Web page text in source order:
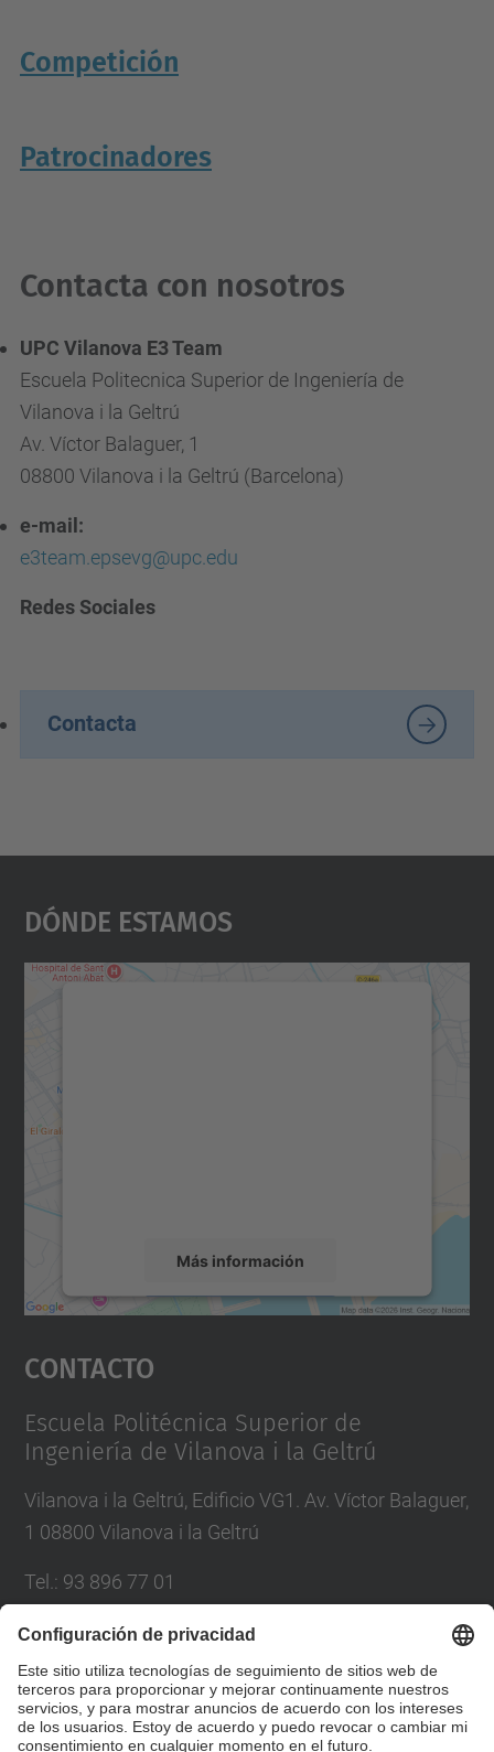
Competición
Patrocinadores
Contacta con nosotros
UPC Vilanova E3 Team
Escuela Politecnica Superior de Ingeniería de
Vilanova i la Geltrú
Av. Víctor Balaguer, 1
08800 Vilanova i la Geltrú (Barcelona)
e-mail:
e3team.epsevg@upc.edu
Redes Sociales
Contacta
Dónde Estamos
Más información
Aceptar
powered by
Contacto
Escuela Politécnica Superior de
Ingeniería de Vilanova i la Geltrú
Vilanova i la Geltrú, Edificio VG1. Av. Víctor Balaguer,
1 08800 Vilanova i la Geltrú
Tel. : 93 896 77 01
Correo:info.epsevg@upc.edu
Directorio UPC
Formulario de contacto